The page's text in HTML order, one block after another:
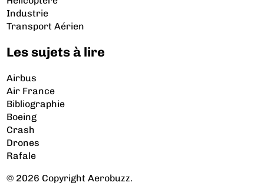
Industrie
Transport Aérien
Les sujets à lire
Airbus
Air France
Bibliographie
Boeing
Crash
Drones
Rafale
© 2026 Copyright Aerobuzz.